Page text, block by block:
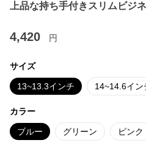
上品な持ち手付きスリムビジ
4,420 円
サイズ
13~13.3インチ 14~14.6イン
カラー
ブルー グリーン ピンク